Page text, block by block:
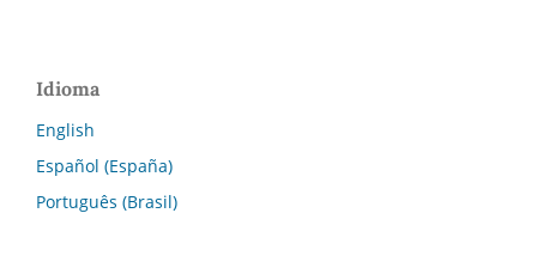
Idioma
English
Español (España)
Português (Brasil)